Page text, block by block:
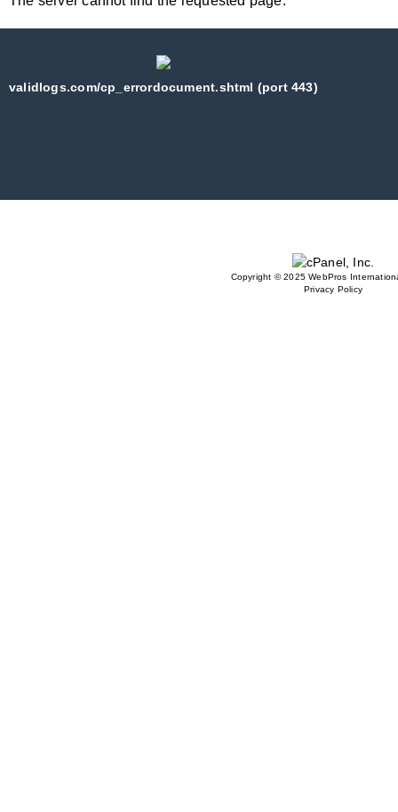
validlogs.com/cp_errordocument.shtml (port 443)
Copyright © 2025 WebPros
Privacy Policy